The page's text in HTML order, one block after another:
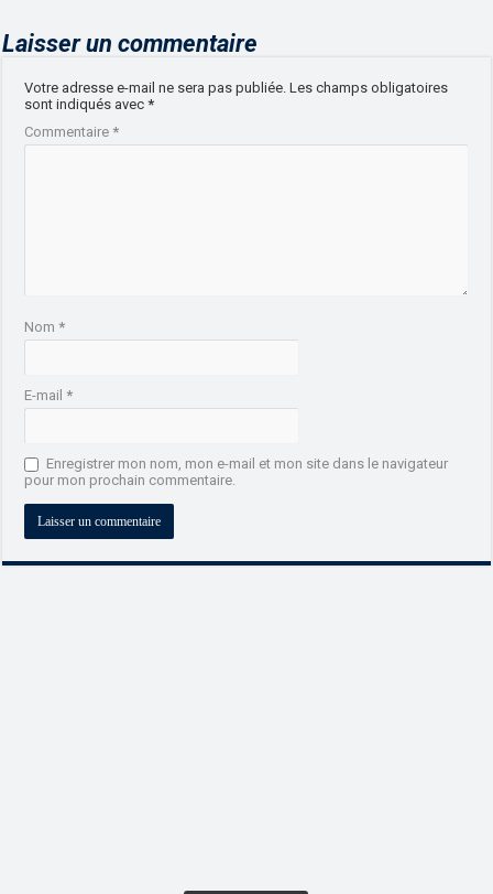
Laisser un commentaire
Votre adresse e-mail ne sera pas publiée. Les champs obligatoires
sont indiqués avec*
Commentaire*
Nom*
E-mail*
Enregistrer mon nom, mon e-mail et mon site dans le navigateur
pour mon prochain commentaire.